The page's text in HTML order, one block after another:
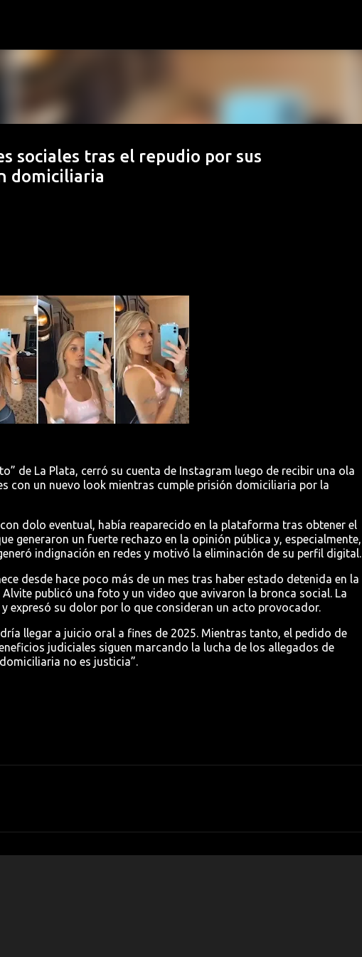
sociales tras el repudio por sus
domiciliaria
de La Plata, cerró su cuenta de Instagram luego de recibir una ola
con un nuevo lookmientras cumple prisión domiciliaria por la
dolo eventual, había reaparecido en la plataforma tras obtener el
generaron un fuerte rechazo en la opinión pública y, especialmente,
indignación en redes y motivó la eliminación de su perfil digital.
desde hace poco más de un mes tras haber estado detenida en la
publicó una foto y un video que avivaron la bronca social. La
expresó su dolor por lo que consideran un acto provocador.
llegar a juicio oral a fines de 2025. Mientras tanto, el pedido de
judiciales siguen marcando la lucha de los allegados de
no es justicia”.